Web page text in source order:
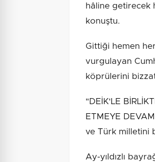
hâline getirecek
konuştu.
Gittiği hemen
vurgulayan
köprülerini
"DEİK'LE
ETMEYE
ve Türk milletini
Ay-yıldızlı